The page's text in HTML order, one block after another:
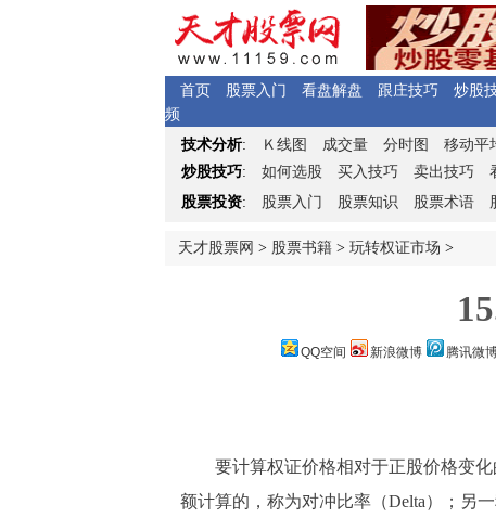
首页 股票入门 看盘解盘 跟庄技巧 炒股
频
技术分析: Ｋ 线图 成交量 分时图 移动平
炒股技巧: 如何选股 买入技巧 卖出技巧
股票投资: 股票入门 股票知识 股票术语
天才股票网 > 股票书籍 > 玩转权证市场 >
QQ空间 新浪微博 腾讯微
要计算权证价格相对于正股价格变化
额计算的，称为对冲比率（Delta）；另